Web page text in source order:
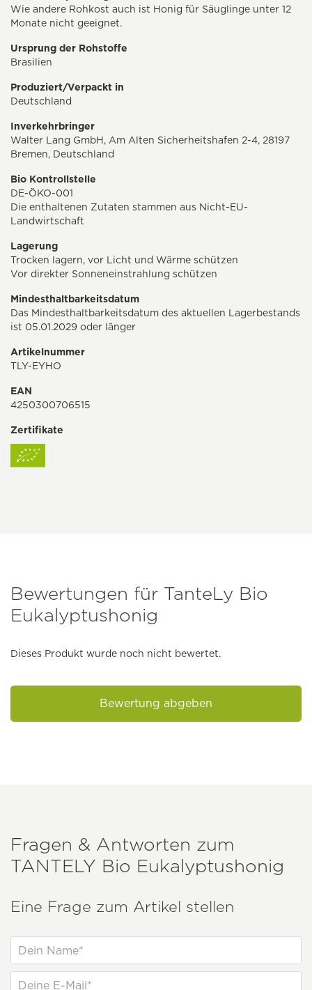
Wie andere Rohkost auch ist Honig für Säuglinge unter 12
Monate nicht geeignet.
Ursprung der Rohstoffe
Brasilien
Produziert/Verpackt in
Deutschland
Inverkehrbringer
Walter Lang GmbH, Am Alten Sicherheitshafen 2-4, 28197
Bremen, Deutschland
Bio Kontrollstelle
DE-ÖKO-001
Die enthaltenen Zutaten stammen aus Nicht-EU-
Landwirtschaft
Lagerung
Trocken lagern, vor Licht und Wärme schützen
Vor direkter Sonneneinstrahlung schützen
Mindesthaltbarkeitsdatum
Das Mindesthaltbarkeitsdatum des aktuellen Lagerbestands
ist 05.01.2029 oder länger
Artikelnummer
TLY-EYHO
EAN
4250300706515
Zertifikate
Bewertungen für TanteLy Bio
Eukalyptushonig
Dieses Produkt wurde noch nicht bewertet.
Bewertung abgeben
Fragen & Antworten zum
TANTELY Bio Eukalyptushonig
Eine Frage zum Artikel stellen